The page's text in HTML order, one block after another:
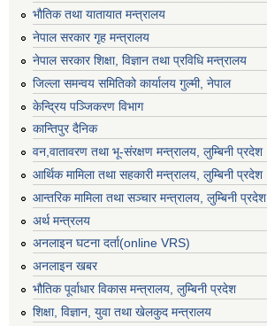
भाैतिक तथा यातायात मन्त्रालय
नेपाल सरकार गृह मन्त्रालय
नेपाल सरकार शिक्षा, विज्ञान तथा प्रविधि मन्त्रालय
जिल्ला समन्वय समितिको कार्यालय गुल्मी, नेपाल
केन्द्रिय पञ्जिकरण विभाग
कान्तिपुर दैनिक
वन,वातावरण तथा भू-संरक्षण मन्त्रालय, लुम्बिनी प्रदेश
आर्थिक मामिला तथा सहकारी मन्त्रालय, लुम्बिनी प्रदेश
आन्तरिक मामिला तथा सञ्चार मन्त्रालय, लुम्बिनी प्रदेश
अर्थ मन्त्रलय
अनलाइन घटना दर्ता(online VRS)
अनलाइन खबर
भौतिक पूर्वाधार विकास मन्त्रालय, लुम्बिनी प्रदेश
शिक्षा, विज्ञान, युवा तथा खेलकुद मन्‍‍त्रालय